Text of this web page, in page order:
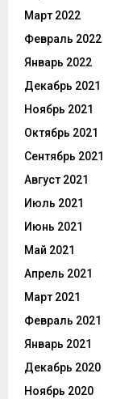
Март 2022
Февраль 2022
Январь 2022
Декабрь 2021
Ноябрь 2021
Октябрь 2021
Сентябрь 2021
Август 2021
Июль 2021
Июнь 2021
Май 2021
Апрель 2021
Март 2021
Февраль 2021
Январь 2021
Декабрь 2020
Ноябрь 2020